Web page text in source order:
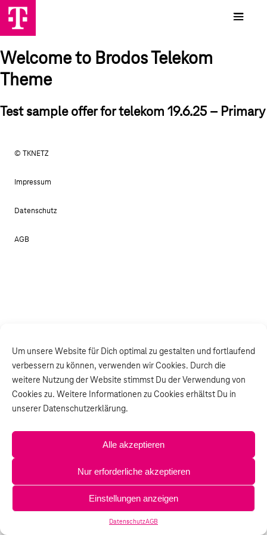
Um unsere Website für Dich optimal zu gestalten und fortlaufend
verbessern zu können, verwenden wir Cookies. Durch die
weitere Nutzung der Website stimmst Du der Verwendung von
Cookies zu. Weitere Informationen zu Cookies erhältst Du in
unserer Datenschutzerklärung.
Alle akzeptieren
Nur erforderliche akzeptieren
Einstellungen anzeigen
DatenschutzAGB
Welcome to Brodos Telekom
Theme
Test sample offer for telekom 19.6.25 – Primary
© TKNETZ
Impressum
Datenschutz
AGB